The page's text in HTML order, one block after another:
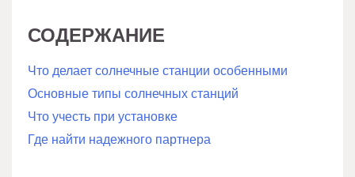
СОДЕРЖАНИЕ
Что делает солнечные станции особенными
Основные типы солнечных станций
Что учесть при установке
Где найти надежного партнера